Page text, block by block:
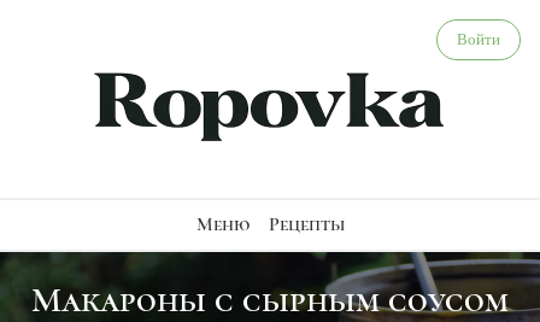
Макароны с сырным соусом - веганский рецепт
Войти
Меню Рецепты
Макароны с сырным соусом